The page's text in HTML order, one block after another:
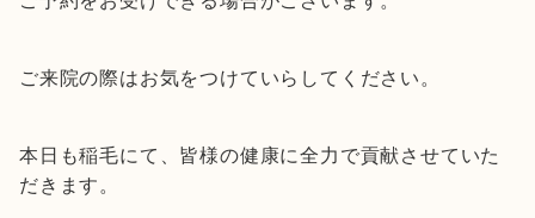
ご来院の際はお気をつけていらしてください。
本日も稲毛にて、皆様の健康に全力で貢献させていた
だきます。